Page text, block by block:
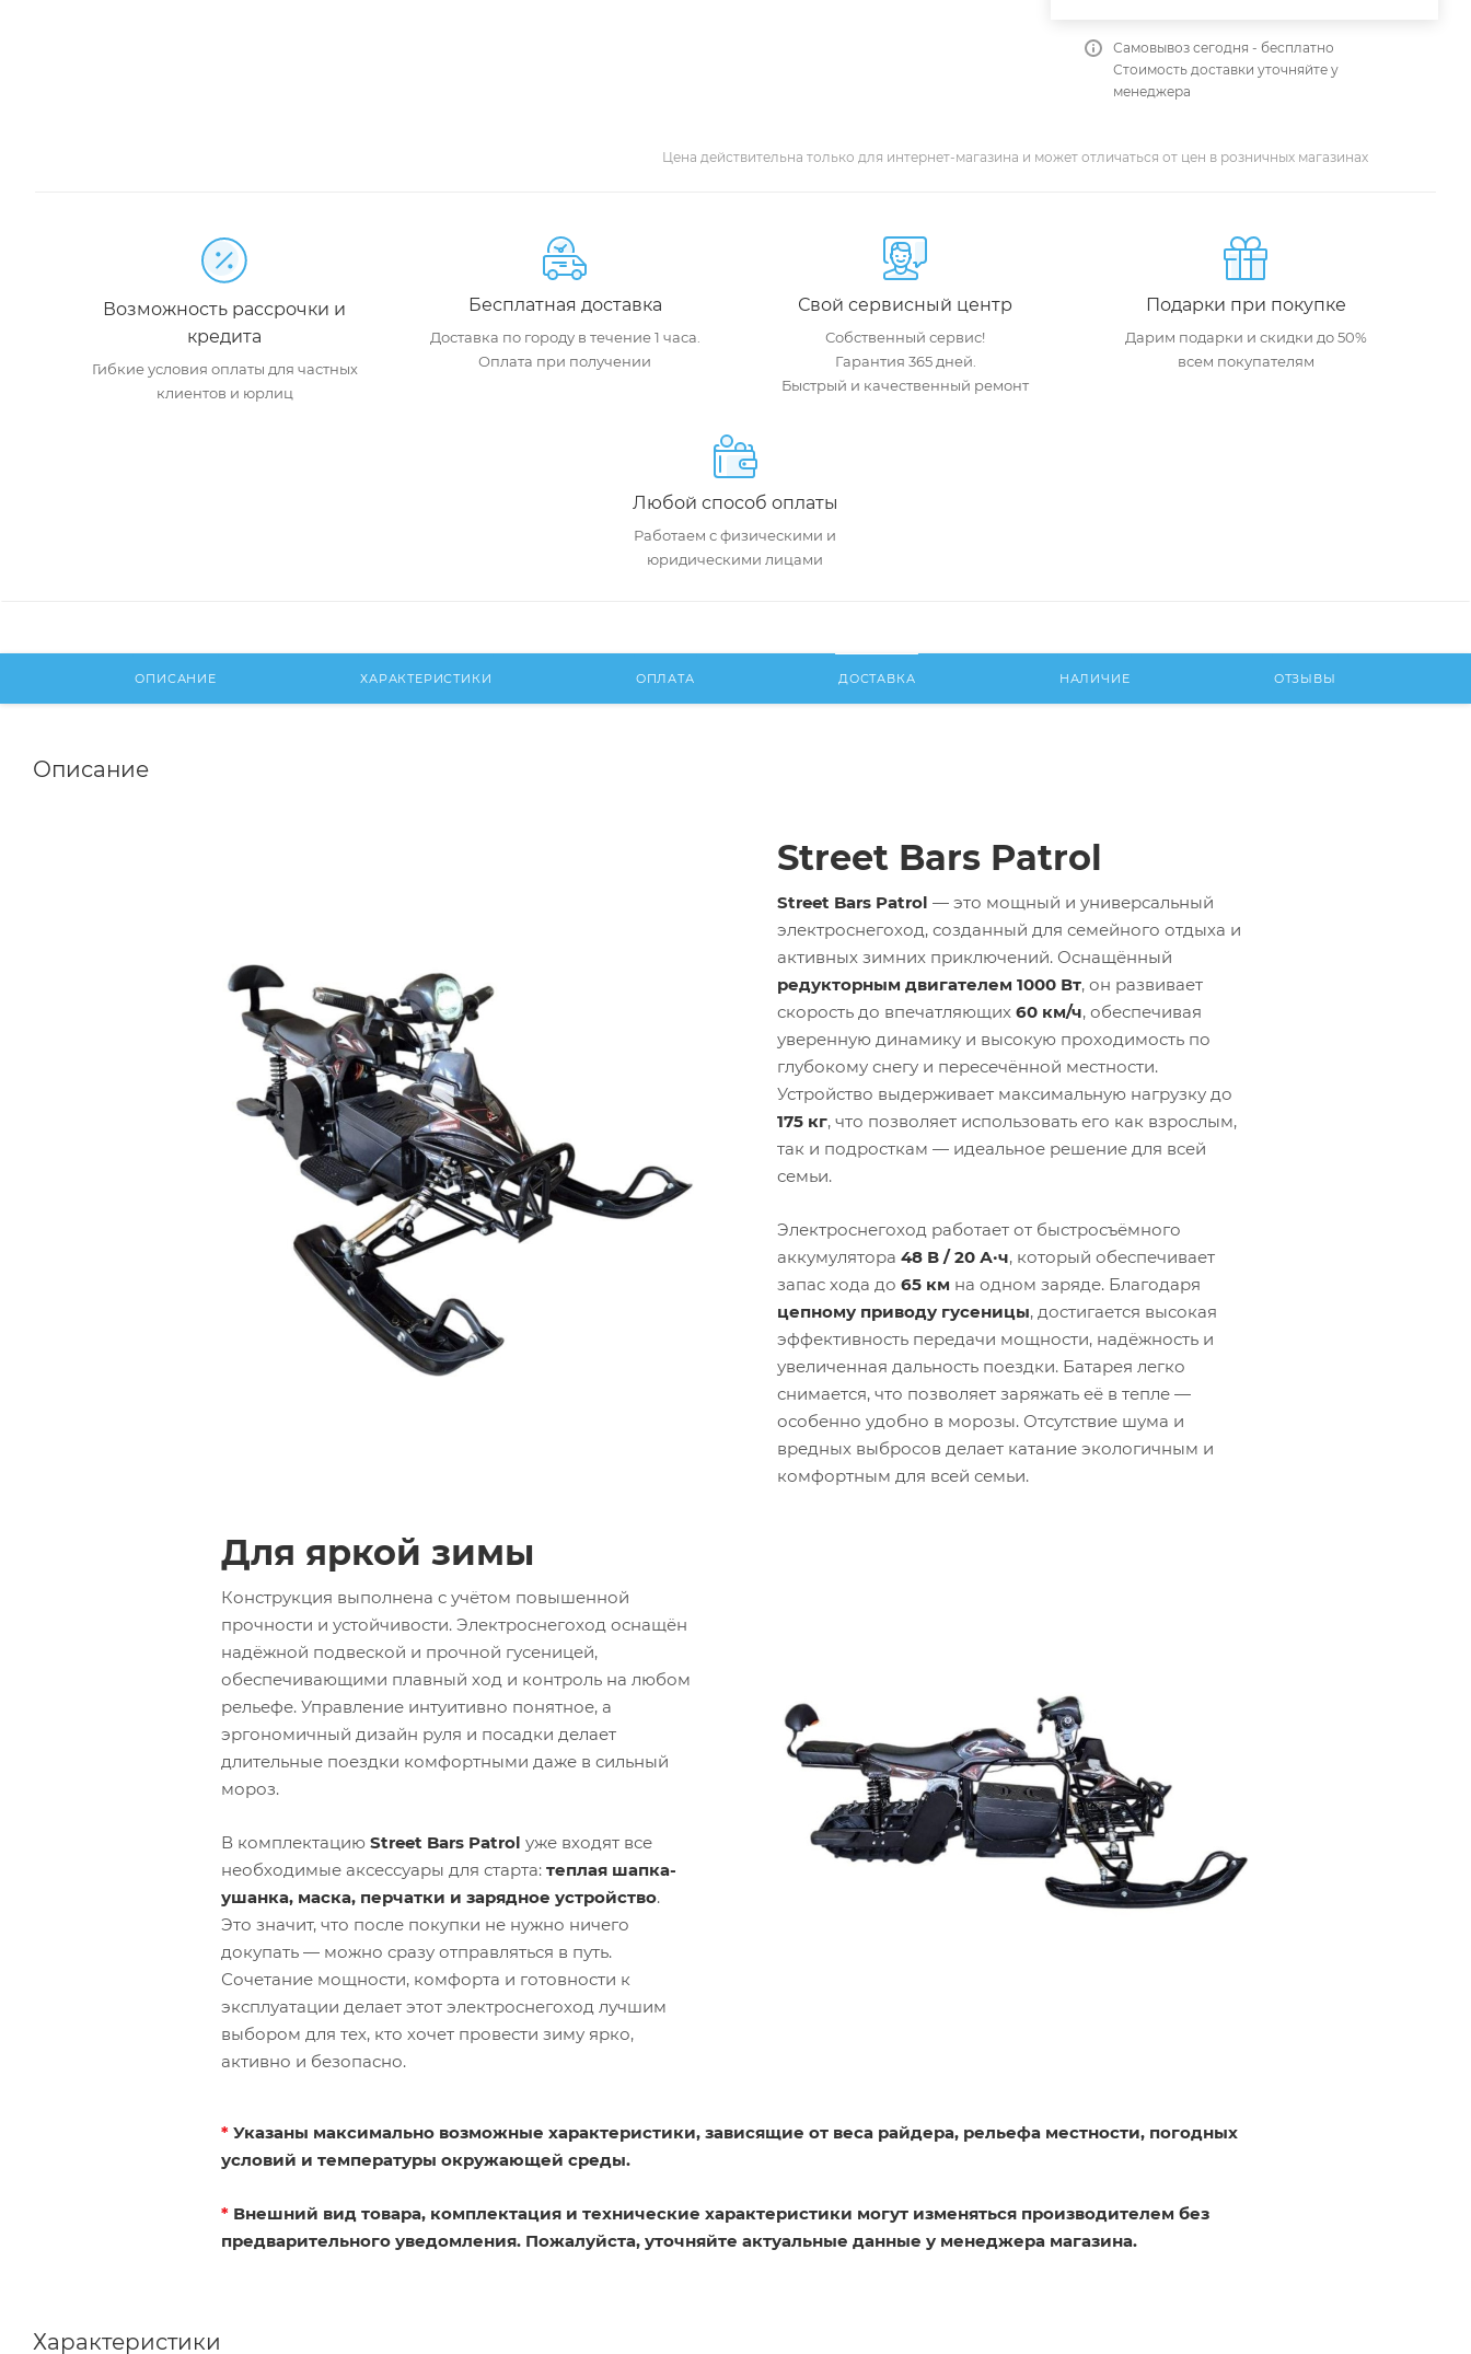
Самовывоз сегодня - бесплатно
Стоимость доставки уточняйте у
менеджера
Цена действительна только для интернет-магазина и может отличаться от цен в розничных магазинах
Возможность рассрочки и
кредита
Гибкие условия оплаты для частных
клиентов и юрлиц
Бесплатная доставка
Доставка по городу в течение 1 часа.
Оплата при получении
Свой сервисный центр
Собственный сервис!
Гарантия 365 дней.
Быстрый и качественный ремонт
Подарки при покупке
Дарим подарки и скидки до 50%
всем покупателям
Любой способ оплаты
Работаем с физическими и
юридическими лицами
ОПИСАНИЕ ХАРАКТЕРИСТИКИ ОПЛАТА ДОСТАВКА НАЛИЧИЕ ОТЗЫВЫ
Описание
Street Bars Patrol
Street Bars Patrol — это мощный и универсальный
электроснегоход, созданный для семейного отдыха и
активных зимних приключений. Оснащённый
редукторным двигателем 1000 Вт, он развивает
скорость до впечатляющих 60 км/ч, обеспечивая
уверенную динамику и высокую проходимость по
глубокому снегу и пересечённой местности.
Устройство выдерживает максимальную нагрузку до
175 кг, что позволяет использовать его как взрослым,
так и подросткам — идеальное решение для всей
семьи.
Электроснегоход работает от быстросъёмного
аккумулятора 48 В / 20 А·ч, который обеспечивает
запас хода до 65 км на одном заряде. Благодаря
цепному приводу гусеницы, достигается высокая
эффективность передачи мощности, надёжность и
увеличенная дальность поездки. Батарея легко
снимается, что позволяет заряжать её в тепле —
особенно удобно в морозы. Отсутствие шума и
вредных выбросов делает катание экологичным и
комфортным для всей семьи.
Для яркой зимы
Конструкция выполнена с учётом повышенной
прочности и устойчивости. Электроснегоход оснащён
надёжной подвеской и прочной гусеницей,
обеспечивающими плавный ход и контроль на любом
рельефе. Управление интуитивно понятное, а
эргономичный дизайн руля и посадки делает
длительные поездки комфортными даже в сильный
мороз.
В комплектацию Street Bars Patrol уже входят все
необходимые аксессуары для старта: теплая шапка-
ушанка, маска, перчатки и зарядное устройство.
Это значит, что после покупки не нужно ничего
докупать — можно сразу отправляться в путь.
Сочетание мощности, комфорта и готовности к
эксплуатации делает этот электроснегоход лучшим
выбором для тех, кто хочет провести зиму ярко,
активно и безопасно.
* Указаны максимально возможные характеристики, зависящие от веса райдера, рельефа местности, погодных
условий и температуры окружающей среды.
* Внешний вид товара, комплектация и технические характеристики могут изменяться производителем без
предварительного уведомления. Пожалуйста, уточняйте актуальные данные у менеджера магазина.
Характеристики